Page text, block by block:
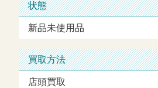
状態
新品未使用品
買取方法
店頭買取